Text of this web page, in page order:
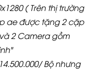
( Trên thị trường
ae được tặng 2 cặp
2 Camera gồm
Bộ nhưng